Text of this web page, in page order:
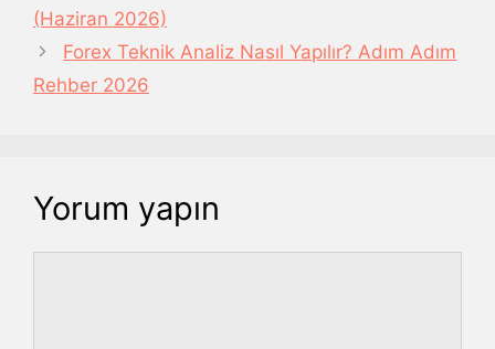
(Haziran 2026)
Forex Teknik Analiz Nasıl Yapılır? Adım Adım
Rehber 2026
Yorum yapın